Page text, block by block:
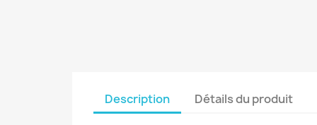
Description Détails du produit